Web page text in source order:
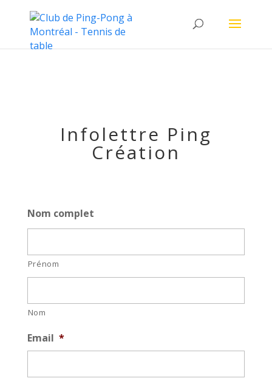
padding:0 !important; }
Infolettre Ping
Création
Nom complet
Prénom
Nom
Email *